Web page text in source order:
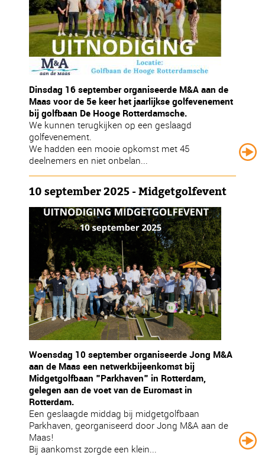
Dinsdag 16 september organiseerde M&A aan de
Maas voor de 5e keer het jaarlijkse golfevenement
bij golfbaan De Hooge Rotterdamsche.
We kunnen terugkijken op een geslaagd
golfevenement.
We hadden een mooie opkomst met 45
deelnemers en niet onbelan...
10 september 2025 - Midgetgolfevent
Woensdag 10 september organiseerde Jong M&A
aan de Maas een netwerkbijeenkomst bij
Midgetgolfbaan "Parkhaven" in Rotterdam,
gelegen aan de voet van de Euromast in
Rotterdam.
Een geslaagde middag bij midgetgolfbaan
Parkhaven, georganiseerd door Jong M&A aan de
Maas!
Bij aankomst zorgde een klein...